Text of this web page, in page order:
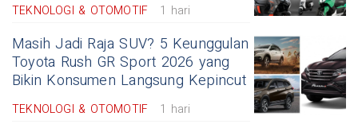
TEKNOLOGI & OTOMOTIF 1 hari
Masih Jadi Raja SUV? 5 Keunggulan
Toyota Rush GR Sport 2026 yang
Bikin Konsumen Langsung Kepincut
TEKNOLOGI & OTOMOTIF 1 hari